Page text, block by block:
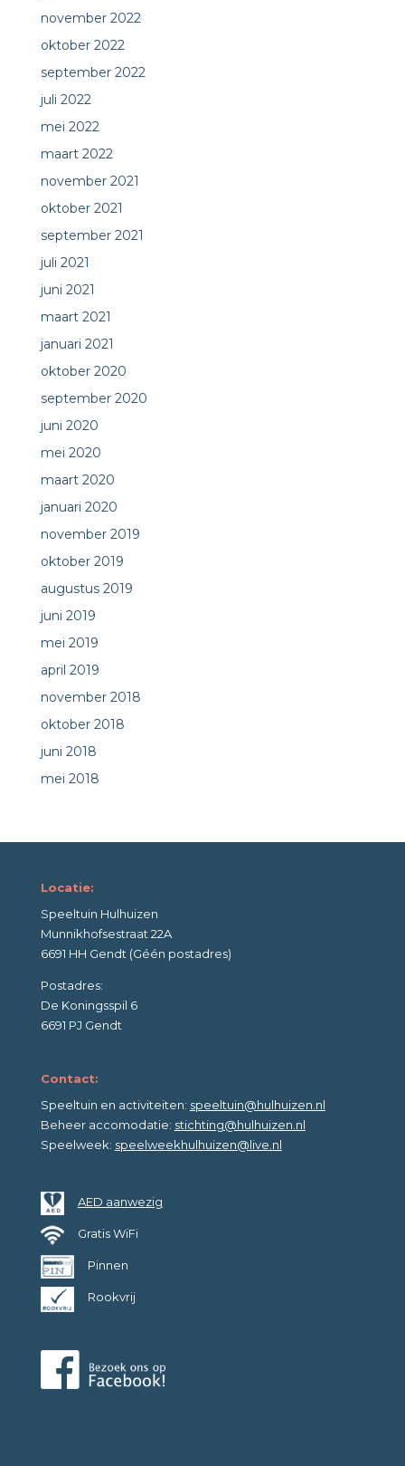
november 2022
oktober 2022
september 2022
juli 2022
mei 2022
maart 2022
november 2021
oktober 2021
september 2021
juli 2021
juni 2021
maart 2021
januari 2021
oktober 2020
september 2020
juni 2020
mei 2020
maart 2020
januari 2020
november 2019
oktober 2019
augustus 2019
juni 2019
mei 2019
april 2019
november 2018
oktober 2018
juni 2018
mei 2018
Locatie:
Speeltuin Hulhuizen
Munnikhofsestraat 22A
6691 HH Gendt (Géén postadres)
Postadres:
De Koningsspil 6
6691 PJ Gendt
Contact:
Speeltuin en activiteiten: speeltuin@hulhuizen.nl
Beheer accomodatie: stichting@hulhuizen.nl
Speelweek: speelweekhulhuizen@live.nl
AED aanwezig
Gratis WiFi
Pinnen
Rookvrij